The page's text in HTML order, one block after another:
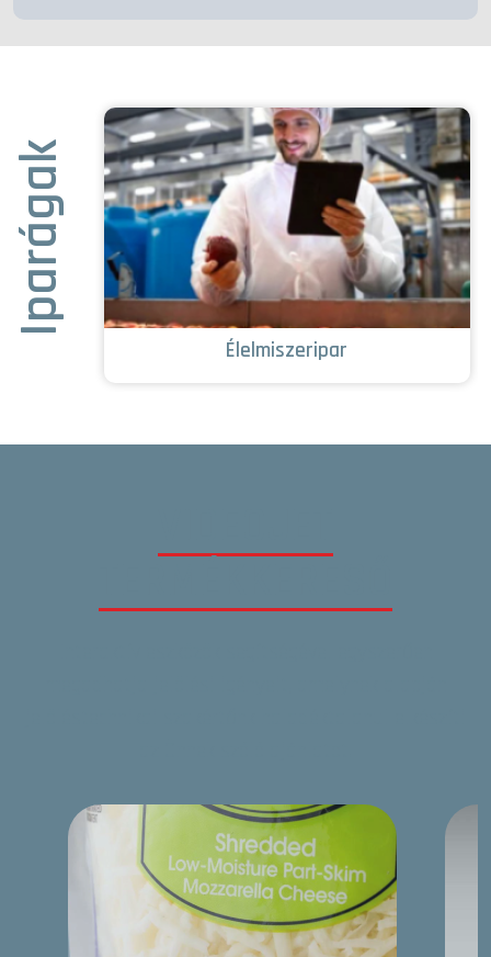
Iparágak
Élelmiszeripar